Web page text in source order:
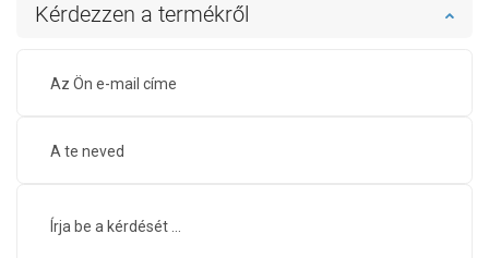
Kérdezzen a termékről